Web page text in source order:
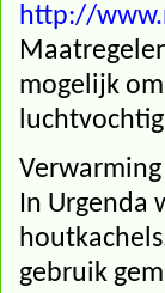
http://
mogelijk
Verwarming
In Urgenda
gebruik